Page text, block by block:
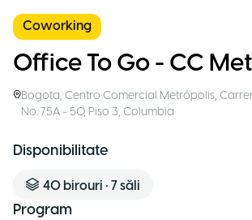
Coworking
Office To Go - CC
Bogota, Centro Comercial Metrópolis,
No. 75A - 50, Piso 3, Columbia
Disponibilitate
40 birouri • 7 săli
Program